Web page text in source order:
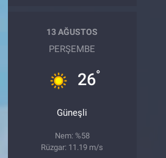
13 AĞUSTOS
PERŞEMBE
26°
Güneşli
Nem: %58
Rüzgar: 11.19 m/s